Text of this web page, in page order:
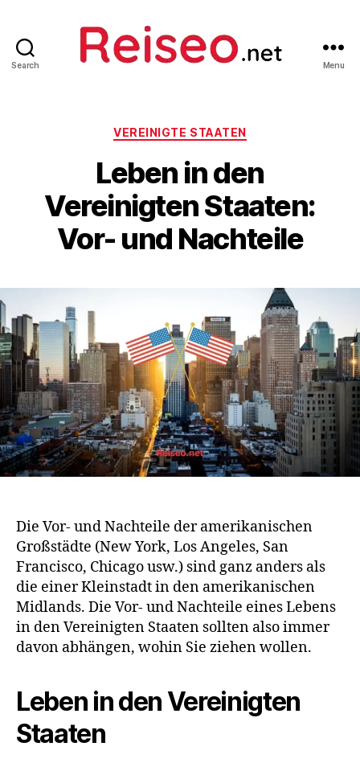
Search Menu
Categories
VEREINIGTE STAATEN
Leben in den
Vereinigten Staaten:
Vor- und Nachteile
Die Vor- und Nachteile der amerikanischen
Großstädte (New York, Los Angeles, San
Francisco, Chicago usw.) sind ganz anders als
die einer Kleinstadt in den amerikanischen
Midlands. Die Vor- und Nachteile eines Lebens
in den Vereinigten Staaten sollten also immer
davon abhängen, wohin Sie ziehen wollen.
Leben in den Vereinigten
Staaten